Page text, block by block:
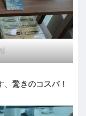
驚きのコスパ！